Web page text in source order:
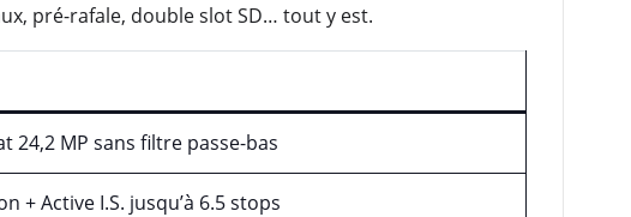
pré-rafale, double slot SD… tout y est.
24,2 MP sans filtre passe-bas
+ Active I.S. jusqu’à 6.5 stops